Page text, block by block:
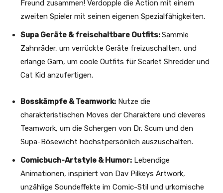
Freund zusammen! Verdopple die Action mit einem
zweiten Spieler mit seinen eigenen Spezialfähigkeiten.
Supa Geräte & freischaltbare Outfits:Sammle
Zahnräder, um verrückte Geräte freizuschalten, und
erlange Garn, um coole Outfits für Scarlet Shredder und
Cat Kid anzufertigen.
Bosskämpfe & Teamwork: Nutze die
charakteristischen Moves der Charaktere und cleveres
Teamwork, um die Schergen von Dr. Scum und den
Supa-Bösewicht höchstpersönlich auszuschalten.
Comicbuch-Artstyle & Humor: Lebendige
Animationen, inspiriert von Dav Pilkeys Artwork,
unzählige Soundeffekte im Comic-Stil und urkomische